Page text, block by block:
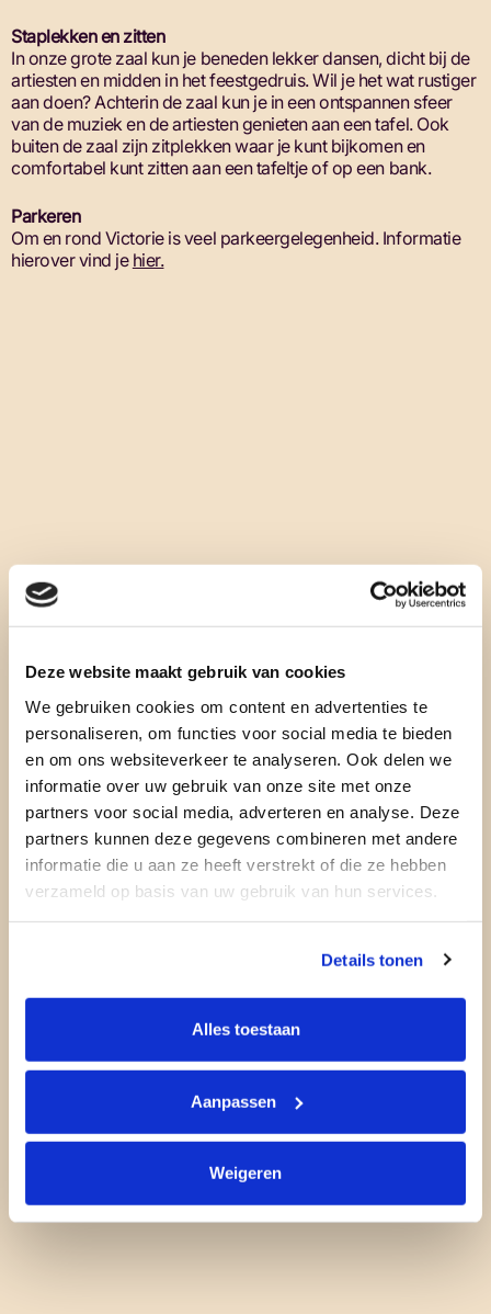
Deze website maakt gebruik van cookies
We gebruiken cookies om content en advertenties te
personaliseren, om functies voor social media te bieden
en om ons websiteverkeer te analyseren. Ook delen we
informatie over uw gebruik van onze site met onze
partners voor social media, adverteren en analyse. Deze
partners kunnen deze gegevens combineren met andere
informatie die u aan ze heeft verstrekt of die ze hebben
verzameld op basis van uw gebruik van hun services.
Details tonen
Alles toestaan
Aanpassen
Weigeren
Staplekken en zitten
In onze grote zaal kun je beneden lekker dansen, dicht bij de
artiesten en midden in het feestgedruis. Wil je het wat rustiger
aan doen? Achterin de zaal kun je in een ontspannen sfeer
van de muziek en de artiesten genieten aan een tafel. Ook
buiten de zaal zijn zitplekken waar je kunt bijkomen en
comfortabel kunt zitten aan een tafeltje of op een bank.
Parkeren
Om en rond Victorie is veel parkeergelegenheid. Informatie
hierover vind je hier.